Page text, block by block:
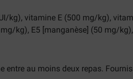
kg), vitamine E (500 mg/kg),
kg), E5 [manganèse] (50 mg/
entre au moins deux repas.